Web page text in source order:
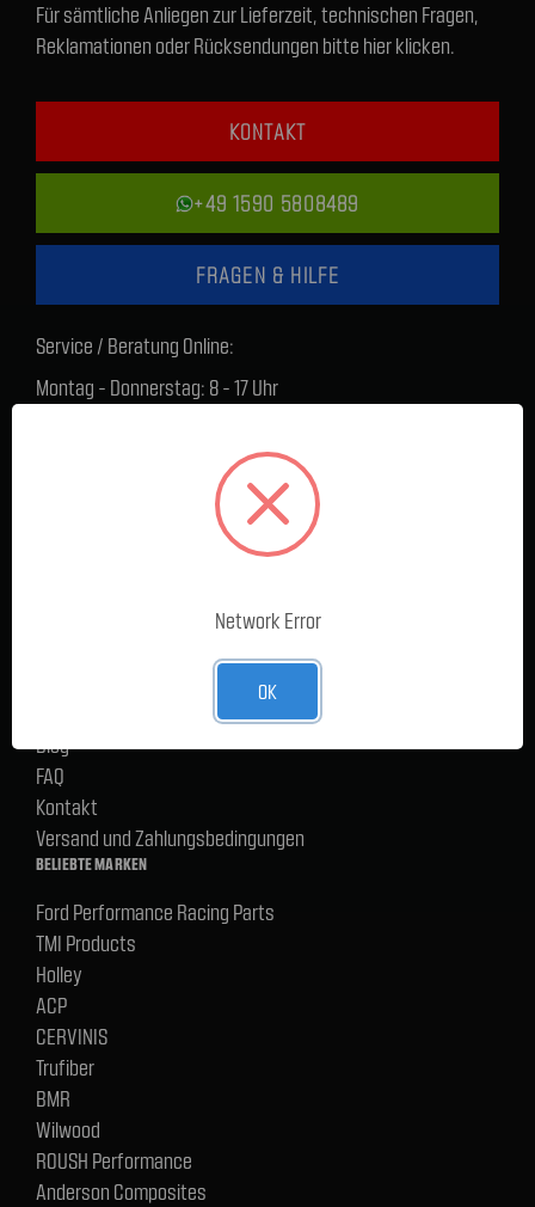
Für sämtliche Anliegen zur Lieferzeit, technischen Fragen,
Reklamationen oder Rücksendungen bitte hier klicken.
KONTAKT
+49 1590 5808489
FRAGEN & HILFE
Service / Beratung Online:
Montag - Donnerstag: 8 - 17 Uhr
Lager Lauenstein (Warenabholungen):
Montag - Donnerstag: 7.30 - 15 Uhr
Blog
FAQ
Kontakt
Versand und Zahlungsbedingungen
BELIEBTE MARKEN
Ford Performance Racing Parts
TMI Products
Holley
ACP
CERVINIS
Trufiber
BMR
Wilwood
ROUSH Performance
Anderson Composites
Network Error
OK